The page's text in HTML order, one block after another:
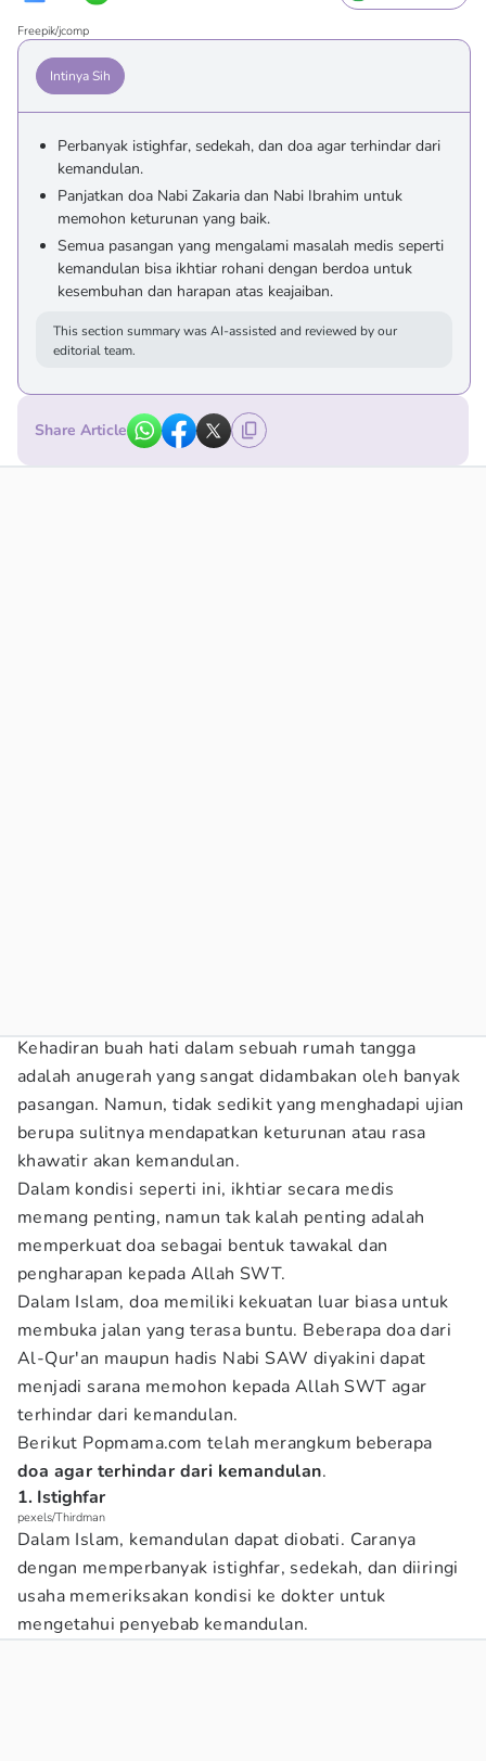
Freepik/jcomp
Intinya Sih
Perbanyak istighfar, sedekah, dan doa agar terhindar dari
kemandulan.
Panjatkan doa Nabi Zakaria dan Nabi Ibrahim untuk
memohon keturunan yang baik.
Semua pasangan yang mengalami masalah medis seperti
kemandulan bisa ikhtiar rohani dengan berdoa untuk
kesembuhan dan harapan atas keajaiban.
This section summary was AI-assisted and reviewed by our
editorial team.
Share Article
Kehadiran buah hati dalam sebuah rumah tangga
adalah anugerah yang sangat didambakan oleh banyak
pasangan. Namun, tidak sedikit yang menghadapi ujian
berupa sulitnya mendapatkan keturunan atau rasa
khawatir akan kemandulan.
Dalam kondisi seperti ini, ikhtiar secara medis
memang penting, namun tak kalah penting adalah
memperkuat doa sebagai bentuk tawakal dan
pengharapan kepada Allah SWT.
Dalam Islam, doa memiliki kekuatan luar biasa untuk
membuka jalan yang terasa buntu. Beberapa doa dari
Al-Qur'an maupun hadis Nabi SAW diyakini dapat
menjadi sarana memohon kepada Allah SWT agar
terhindar dari kemandulan.
Berikut Popmama.com telah merangkum beberapa
doa agar terhindar dari kemandulan.
1. Istighfar
pexels/Thirdman
Dalam Islam, kemandulan dapat diobati. Caranya
dengan memperbanyak istighfar, sedekah, dan diiringi
usaha memeriksakan kondisi ke dokter untuk
mengetahui penyebab kemandulan.